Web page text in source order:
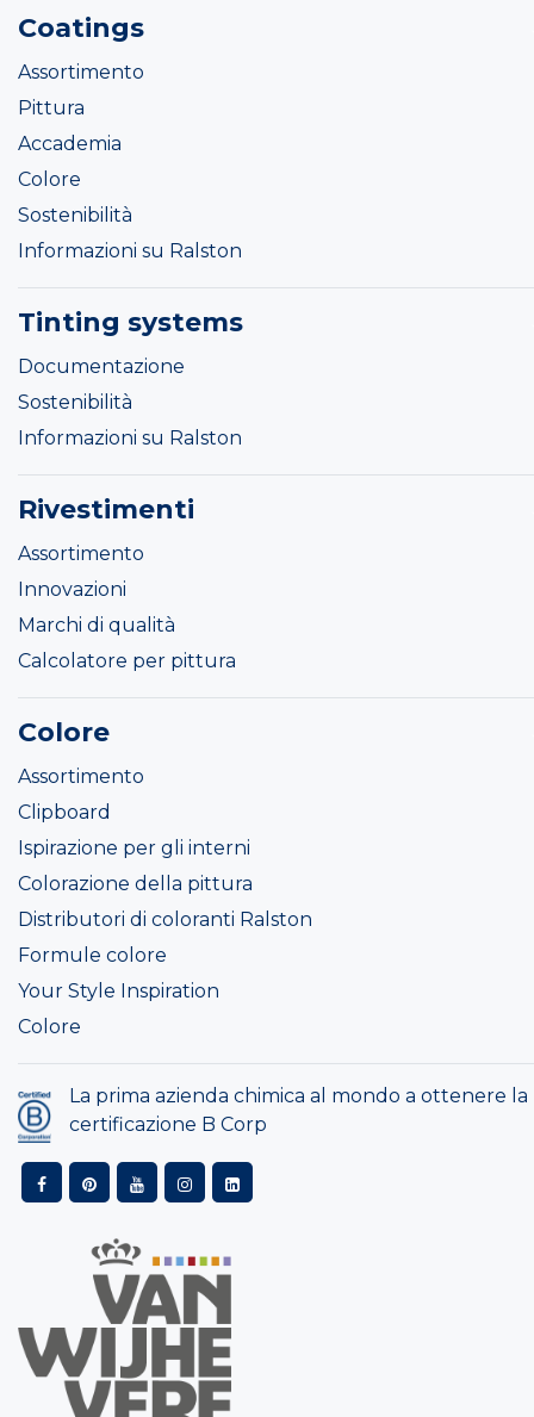
Coatings
Assortimento
Pittura
Accademia
Colore
Sostenibilità
Informazioni su Ralston
Tinting systems
Documentazione
Sostenibilità
Informazioni su Ralston
Rivestimenti
Assortimento
Innovazioni
Marchi di qualità
Calcolatore per pittura
Colore
Assortimento
Clipboard
Ispirazione per gli interni
Colorazione della pittura
Distributori di coloranti Ralston
Formule colore
Your Style Inspiration
Colore
La prima azienda chimica al mondo a ottenere la
certificazione B Corp